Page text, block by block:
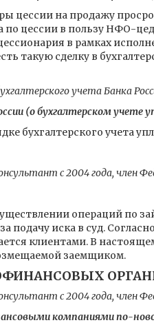
цессии на продажу
цессии в пользу НФО-
в рамках
такую сделку в
учета Банка
(о бухгалтерском учете
бухгалтерского учета
с 2004 года, член
операций по
подачу иска в суд.
клиентами. В
заемщиком.
с 2004 года, член
компаниями по-